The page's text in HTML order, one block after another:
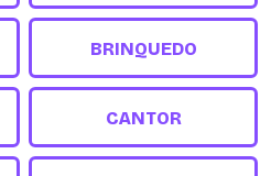
BRINQUEDO
CANTOR